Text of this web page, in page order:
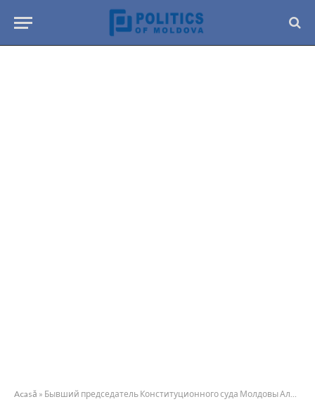
Acasă » Бывший председатель Конституционного суда Молдовы Александру Тэнасе: законопроект о запрете участия в выборах вызывает резкую критику